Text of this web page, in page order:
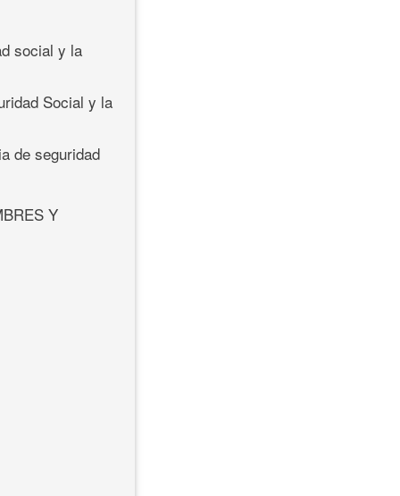
social y la
Social y la
de seguridad
Y